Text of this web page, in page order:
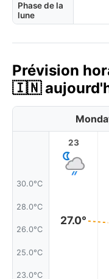
Phase de la
lune
Prévision
🇮🇳
30.0°C
28.0°C
26.0°C
25.0°C
23.0°C
23
27.0°